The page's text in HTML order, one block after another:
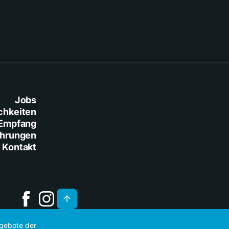
Jobs
Kontakt
der